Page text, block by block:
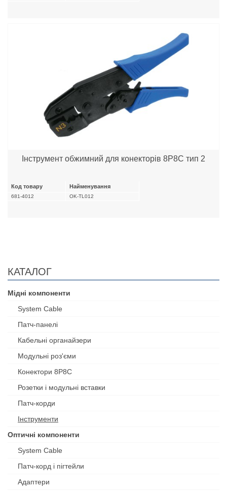
Інструмент обжимний для конекторів 8P8C тип 2
Код товару Найменування
681-4012 OK-TL012
КАТАЛОГ
Мідні компоненти
System Cable
Патч-панелі
Кабельні органайзери
Модульні роз'єми
Конектори 8P8C
Розетки і модульні вставки
Патч-корди
Інструменти
Оптичні компоненти
System Cable
Патч-корд і пігтейли
Адаптери